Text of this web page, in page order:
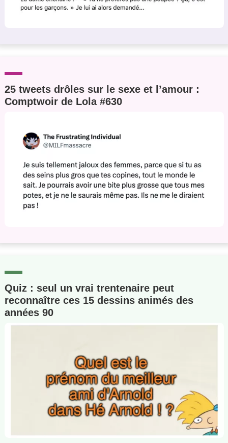
25 tweets drôles sur le sexe et l’amour :
Comptwoir de Lola #630
Quiz : seul un vrai trentenaire peut
reconnaître ces 15 dessins animés des
années 90